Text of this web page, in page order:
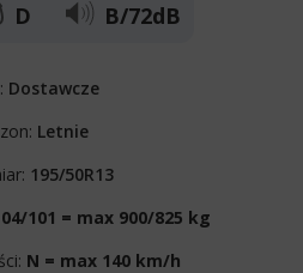
D B/72dB
Dostawcze
Letnie
195/50R13
101 = max 900/825 kg
N = max 140 km/h